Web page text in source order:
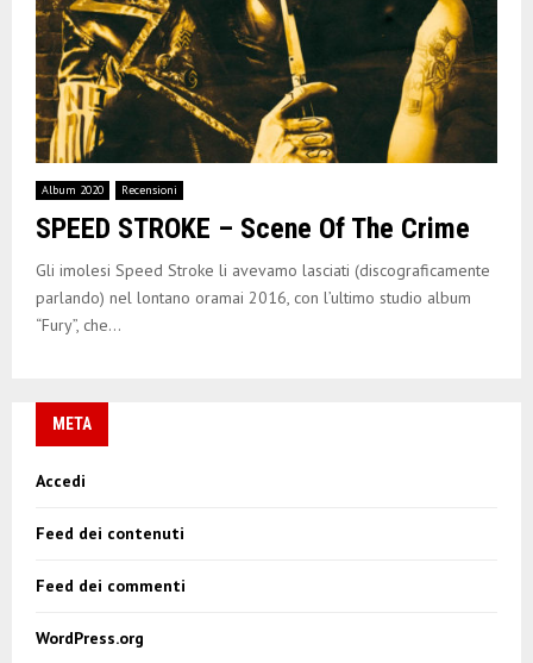
Album 2020 Recensioni
SPEED STROKE – Scene Of The Crime
Gli imolesi Speed Stroke li avevamo lasciati (discograficamente
parlando) nel lontano oramai 2016, con l’ultimo studio album
“Fury”, che...
META
Accedi
Feed dei contenuti
Feed dei commenti
WordPress.org